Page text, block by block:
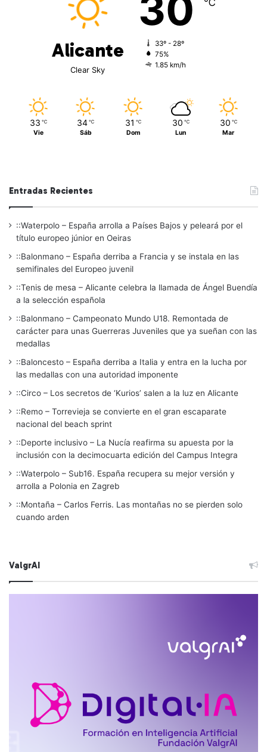
Alicante
Clear Sky
33º - 28º
75%
1.85 km/h
33 ℃
Vie
34 ℃
Sáb
31 ℃
Dom
30 ℃
Lun
30 ℃
Mar
Entradas Recientes
::Waterpolo – España arrolla a Países Bajos y peleará por el
título europeo júnior en Oeiras
::Balonmano – España derriba a Francia y se instala en las
semifinales del Europeo juvenil
::Tenis de mesa – Alicante celebra la llamada de Ángel Buendía
a la selección española
::Balonmano – Campeonato Mundo U18. Remontada de
carácter para unas Guerreras Juveniles que ya sueñan con las
medallas
::Baloncesto – España derriba a Italia y entra en la lucha por
las medallas con una autoridad imponente
::Circo – Los secretos de ‘Kurios’ salen a la luz en Alicante
::Remo – Torrevieja se convierte en el gran escaparate
nacional del beach sprint
::Deporte inclusivo – La Nucía reafirma su apuesta por la
inclusión con la decimocuarta edición del Campus Integra
::Waterpolo – Sub16. España recupera su mejor versión y
arrolla a Polonia en Zagreb
::Montaña – Carlos Ferris. Las montañas no se pierden solo
cuando arden
ValgrAI